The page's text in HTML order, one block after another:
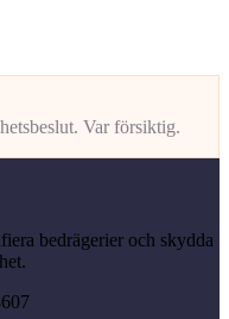
Var försiktig.
bedrägerier och skydda